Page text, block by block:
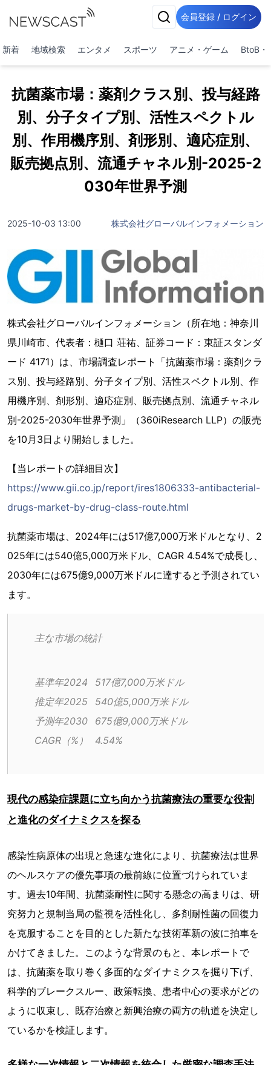
会員登録 / ログイン
新着 地域検索 エンタメ スポーツ アニメ・ゲーム BtoB・
抗菌薬市場：薬剤クラス別、投与経路
別、分子タイプ別、活性スペクトル
別、作用機序別、剤形別、適応症別、
販売拠点別、流通チャネル別-2025-2
030年世界予測
2025-10-03 13:00 株式会社グローバルインフォメーション
株式会社グローバルインフォメーション（所在地：神奈川
県川崎市、代表者：樋口 荘祐、証券コード：東証スタンダ
ード 4171）は、市場調査レポート「抗菌薬市場：薬剤クラ
ス別、投与経路別、分子タイプ別、活性スペクトル別、作
用機序別、剤形別、適応症別、販売拠点別、流通チャネル
別-2025-2030年世界予測」（360iResearch LLP）の販売
を10月3日より開始しました。
【当レポートの詳細目次】
https://www.gii.co.jp/report/ires1806333-antibacterial-
drugs-market-by-drug-class-route.html
抗菌薬市場は、2024年には517億7,000万米ドルとなり、2
025年には540億5,000万米ドル、CAGR 4.54%で成長し、
2030年には675億9,000万米ドルに達すると予測されてい
ます。
主な市場の統計
基準年2024	517億7,000万米ドル
推定年2025	540億5,000万米ドル
予測年2030	675億9,000万米ドル
CAGR（%）	4.54%
現代の感染症課題に立ち向かう抗菌療法の重要な役割
と進化のダイナミクスを探る
感染性病原体の出現と急速な進化により、抗菌療法は世界
のヘルスケアの優先事項の最前線に位置づけられていま
す。過去10年間、抗菌薬耐性に関する懸念の高まりは、研
究努力と規制当局の監視を活性化し、多剤耐性菌の回復力
を克服することを目的とした新たな技術革新の波に拍車を
かけてきました。このような背景のもと、本レポートで
は、抗菌薬を取り巻く多面的なダイナミクスを掘り下げ、
科学的ブレークスルー、政策転換、患者中心の要求がどの
ように収束し、既存治療と新興治療の両方の軌道を決定し
ているかを検証します。